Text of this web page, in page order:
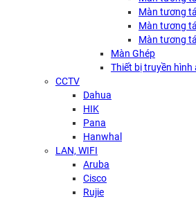
Màn tương
Màn tương
Màn tương
Màn Ghép
Thiết bị truyền hình
CCTV
Dahua
HIK
Pana
Hanwhal
LAN, WIFI
Aruba
Cisco
Rujie